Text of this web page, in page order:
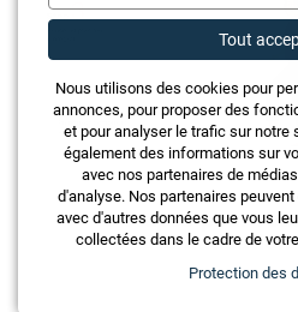
6 étapes pour
Tout
Nous utilisons des cookies pour
annonces, pour proposer des
et pour analyser le trafic sur notre
également des informations sur
avec nos partenaires de
d'analyse. Nos partenaires
avec d'autres données que vous
collectées dans le cadre de
Protection des